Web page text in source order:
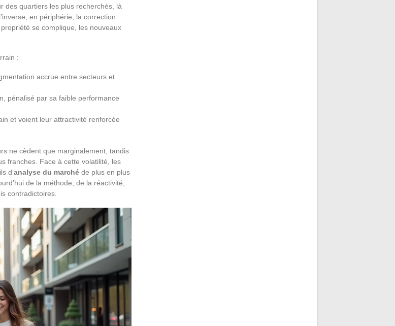
quartiers les plus recherchés, là
en périphérie, la correction
propriété se complique, les nouveaux
:
accrue entre secteurs et
pénalisé par sa faible performance
et voient leur attractivité renforcée
ne cèdent que marginalement, tandis
franches. Face à cette volatilité, les
d’analyse du marché de plus en plus
de la méthode, de la réactivité,
contradictoires.